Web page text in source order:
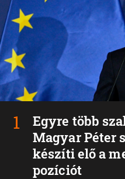
Egyre több
Magyar Péter
készíti elő a
pozíciót